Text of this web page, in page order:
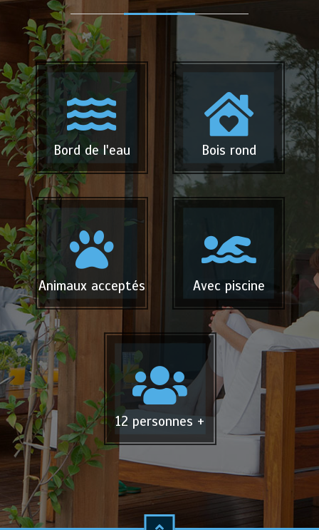
Bord de l'eau Bois rond
Animaux acceptés Avec piscine
12 personnes +